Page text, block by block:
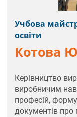
Учбова
освіти
Котова
Керівництво
виробничим
професій,
документів про